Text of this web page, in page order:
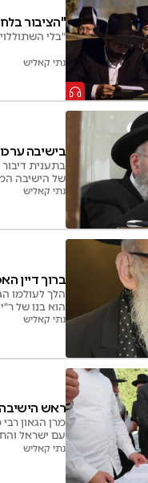
"הציבור
"בלי
נתי קאליש
בישיבה
בתענית
של הישיבה המעטירה. ראש
נתי קאליש
ברוך דיין
הלך לעולמו
הוא בנו של
נתי קאליש
ראש
מרן הגאון
עם ישראל
פטירתו חל
נתי קאליש